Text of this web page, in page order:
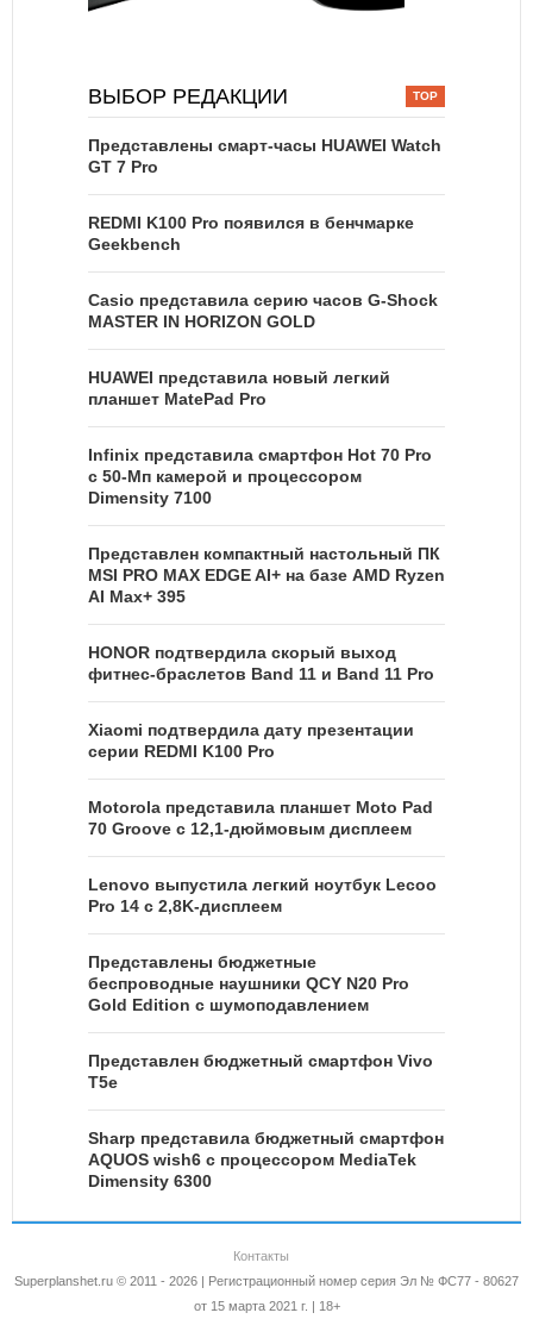
ВЫБОР РЕДАКЦИИ
Представлены смарт-часы HUAWEI Watch
GT 7 Pro
REDMI K100 Pro появился в бенчмарке
Geekbench
Casio представила серию часов G-Shock
MASTER IN HORIZON GOLD
HUAWEI представила новый легкий
планшет MatePad Pro
Infinix представила смартфон Hot 70 Pro
с 50-Мп камерой и процессором
Dimensity 7100
Представлен компактный настольный ПК
MSI PRO MAX EDGE AI+ на базе AMD Ryzen
AI Max+ 395
HONOR подтвердила скорый выход
фитнес-браслетов Band 11 и Band 11 Pro
Xiaomi подтвердила дату презентации
серии REDMI K100 Pro
Motorola представила планшет Moto Pad
70 Groove с 12,1-дюймовым дисплеем
Lenovo выпустила легкий ноутбук Lecoo
Pro 14 с 2,8K-дисплеем
Представлены бюджетные
беспроводные наушники QCY N20 Pro
Gold Edition с шумоподавлением
Представлен бюджетный смартфон Vivo
T5e
Sharp представила бюджетный смартфон
AQUOS wish6 с процессором MediaTek
Dimensity 6300
Контакты
Superplanshet.ru © 2011 - 2026 | Регистрационный номер серия Эл № ФС77 - 80627
от 15 марта 2021 г. | 18+